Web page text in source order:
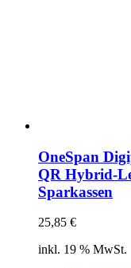
OneSpan
QR Hybrid-
Sparkassen
25,85 €
inkl. 19 % MwSt.